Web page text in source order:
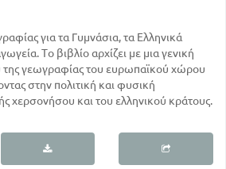
για τα Γυμνάσια, τα Ελληνικά
Το βιβλίο αρχίζει με μια γενική
της γεωγραφίας του ευρωπαϊκού χώρου
στην πολιτική και φυσική
χερσονήσου και του ελληνικού κράτους.